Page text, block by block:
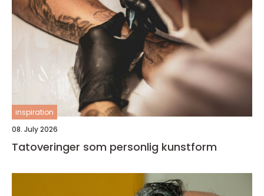
inspiration
08. July 2026
Tatoveringer som personlig kunstform